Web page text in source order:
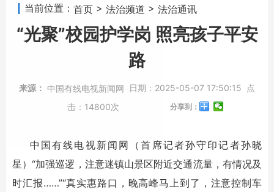
当前位置： 首页 > 法治频道 > 法治通讯
“光聚”校园护学岗 照亮孩子平安
路
来源： 中国有线电视新闻网 日期： 2025-05-07 17:50:15
点
击： 14800次 分享到：
中国有线电视新闻网（首席记者孙守印记者孙晓
星）“加强巡逻，注意迷镇山景区附近交通流量，有情况及
时汇报……”“真实惠路口，晚高峰马上到了，注意控制车